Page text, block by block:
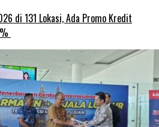
di 131 Lokasi, Ada Promo Kredit